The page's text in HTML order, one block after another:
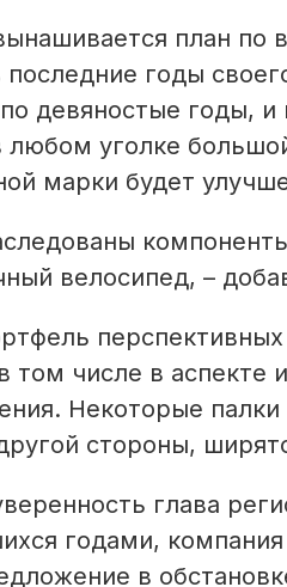
план
последние годы
девяностые годы, и
уголке
марки будет
велосипед, –
том числе в
Некоторые
стороны,
глава
годами,
в